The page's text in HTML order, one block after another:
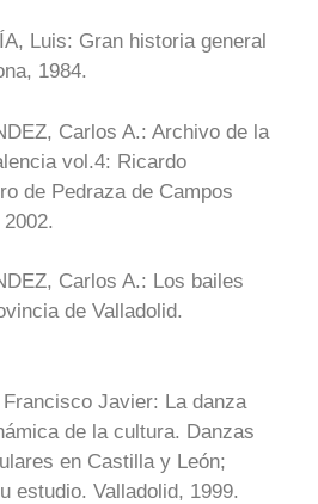
Luis: Gran historia general
1984.
Carlos A.: Archivo de la
vol.4: Ricardo
de Pedraza de Campos
Carlos A.: Los bailes
de Valladolid.
Javier: La danza
de la cultura. Danzas
en Castilla y León;
estudio. Valladolid, 1999.